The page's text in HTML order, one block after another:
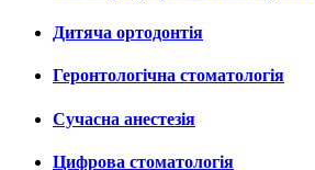
Дитяча ортодонтія
Геронтологічна стоматологія
Сучасна анестезія
Цифрова стоматологія